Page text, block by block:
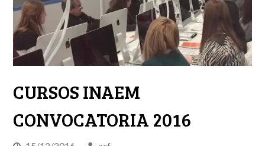
CURSOS INAEM
CONVOCATORIA 2016